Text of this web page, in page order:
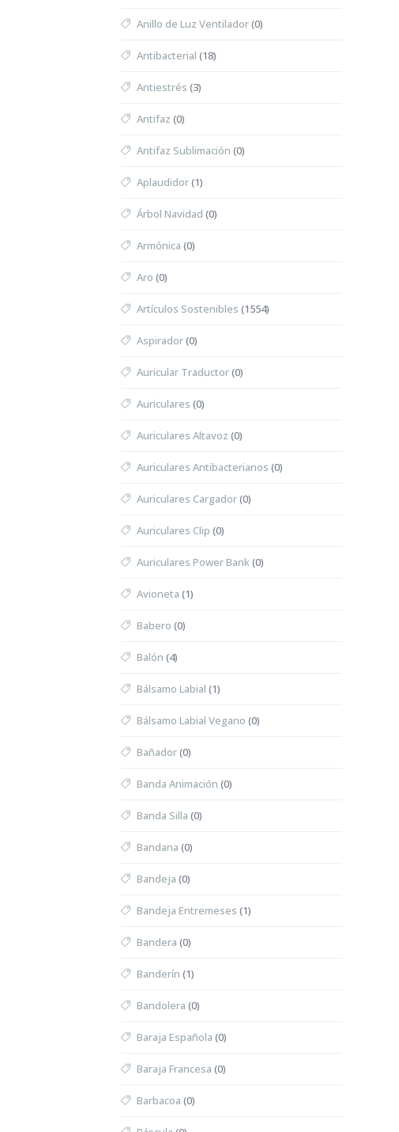
Anillo de Luz Ventilador(0)
Antibacterial (18)
Antiestrés (3)
Antifaz (0)
Antifaz Sublimación (0)
Aplaudidor(1)
Árbol Navidad (0)
Armónica (0)
Aro (0)
Artículos Sostenibles (1554)
Aspirador(0)
Auricular Traductor(0)
Auriculares (0)
Auriculares Altavoz (0)
Auriculares Antibacterianos (0)
Auriculares Cargador(0)
Auriculares Clip (0)
Auriculares Power Bank(0)
Avioneta (1)
Babero (0)
Balón (4)
Bálsamo Labial (1)
Bálsamo Labial Vegano (0)
Bañador(0)
Banda Animación (0)
Banda Silla (0)
Bandana (0)
Bandeja (0)
Bandeja Entremeses (1)
Bandera (0)
Banderín (1)
Bandolera (0)
Baraja Española (0)
Baraja Francesa (0)
Barbacoa (0)